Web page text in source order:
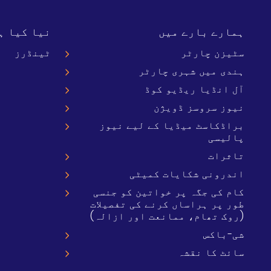
ہمارے بارے میں
سٹیزن چارٹر
ہندی میں شہری چارٹر
آل انڈیا ریڈیو کوڈ
نیوز سروسز ڈویژن
براڈکاسٹ میڈیا کے لیے نیوز
پالیسی
تاثرات
اندرونی شکایات کمیٹی
کام کی جگہ پر خواتین کو جنسی
طور پر ہراساں کرنے کی تفصیلات
(روک تھام، ممانعت اور ازالہ)
شی-باکس
سائٹ کا نقشہ
نیا کیا
ٹینڈرز